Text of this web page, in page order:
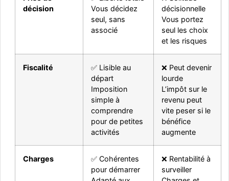
décision
Vous décidez
seul, sans
associé
décisionnelle
Vous portez
seul les choix
et les risques
Fiscalité
✅ Lisible au
départ
Imposition
simple à
comprendre
pour de petites
activités
❌ Peut devenir
lourde
L’impôt sur le
revenu peut
vite peser si le
bénéfice
augmente
Charges
✅ Cohérentes
pour démarrer
❌ Rentabilité à
surveiller